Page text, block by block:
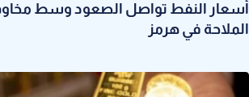
أسعار النفط تواصل الصعود وسط
الملاحة في هرمز